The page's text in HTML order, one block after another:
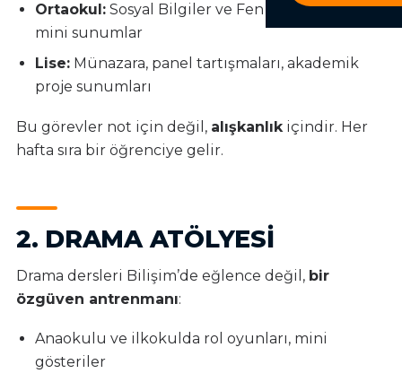
Ortaokul:Sosyal Bilgiler ve Fen derslerinde
mini sunumlar
Lise:Münazara, panel tartışmaları, akademik
proje sunumları
Bu görevler not için değil, alışkanlıkiçindir. Her
hafta sıra bir öğrenciye gelir.
2. DRAMA ATÖLYESI
Drama dersleri Bilişim’de eğlence değil, bir
özgüven antrenmanı:
Anaokulu ve ilkokulda rol oyunları, mini
gösteriler